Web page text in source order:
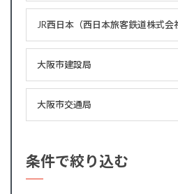
JR西日本（西日本旅客鉄道株式会
大阪市建設局
大阪市交通局
条件で絞り込む